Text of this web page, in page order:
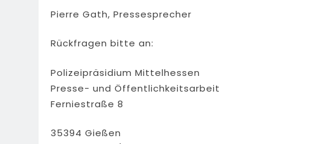
Pierre Gath, Pressesprecher
Rückfragen bitte an:
Polizeipräsidium Mittelhessen
Presse- und Öffentlichkeitsarbeit
Ferniestraße 8
35394 Gießen